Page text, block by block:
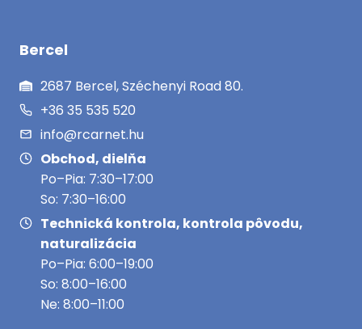
Bercel
2687 Bercel, Széchenyi Road 80.
+36 35 535 520
info@rcarnet.hu
Obchod, dielňa
Po–Pia: 7:30–17:00
So: 7:30–16:00
Technická kontrola, kontrola pôvodu,
naturalizácia
Po–Pia: 6:00–19:00
So: 8:00–16:00
Ne: 8:00–11:00